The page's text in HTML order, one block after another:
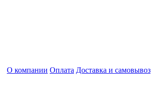
О компании Оплата Доставка и самовывоз